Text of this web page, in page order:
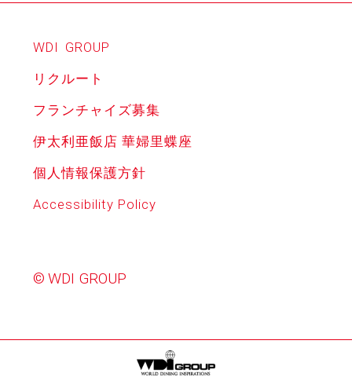
© WDI GROUP
WDI GROUP
リクルート
フランチャイズ募集
伊太利亜飯店 華婦里蝶座
個人情報保護方針
Accessibility Policy